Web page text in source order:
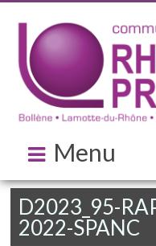
Menu
D2023_95-
2022-SPANC